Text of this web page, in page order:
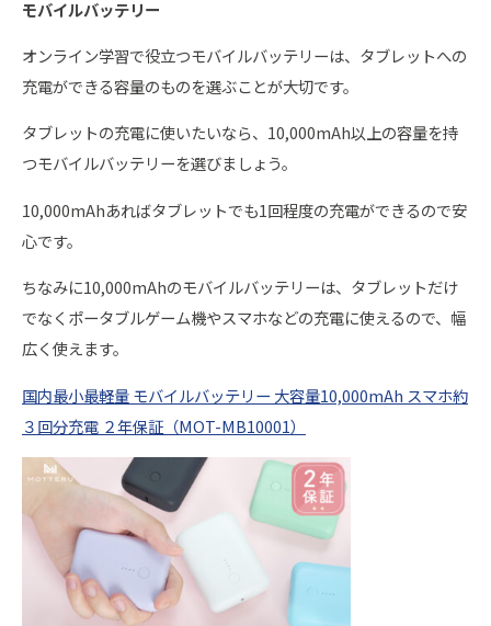
モバイルバッテリー
オンライン学習で役立つモバイルバッテリーは、タブレットへの
充電ができる容量のものを選ぶことが大切です。
タブレットの充電に使いたいなら、10,000mAh以上の容量を持
つモバイルバッテリーを選びましょう。
10,000mAhあればタブレットでも1回程度の充電ができるので安
心です。
ちなみに10,000mAhのモバイルバッテリーは、タブレットだけ
でなくポータブルゲーム機やスマホなどの充電に使えるので、幅
広く使えます。
国内最小最軽量 モバイルバッテリー 大容量10,000mAh スマホ約
３回分充電 ２年保証（MOT-MB10001）